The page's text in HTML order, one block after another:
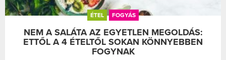
ÉTEL FOGYÁS
NEM A SALÁTA AZ EGYETLEN MEGOLDÁS:
ETTŐL A 4 ÉTELTŐL SOKAN KÖNNYEBBEN
FOGYNAK